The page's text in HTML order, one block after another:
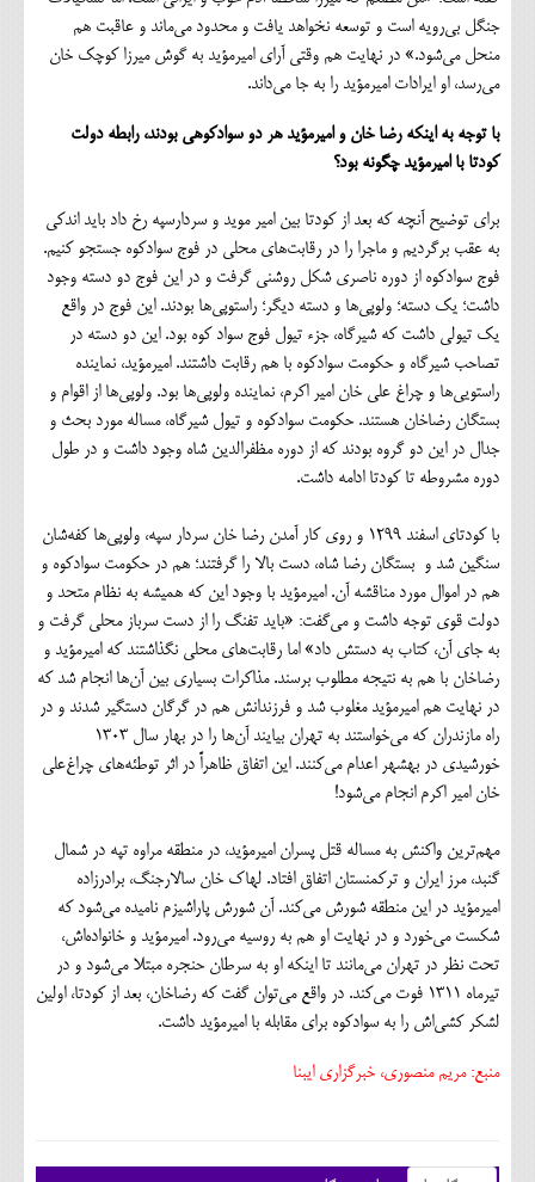
جنگل بی‌رویه است و توسعه نخواهد یافت و محدود می‌ماند و عاقبت هم
منحل می‌شود.» در نهایت هم وقتی آرای امیرمؤید به گوش میرزا کوچک خان
می‌رسد، او ایرادات امیرمؤید را به جا می‌داند.
با توجه به اینکه رضا خان و امیرمؤید هر دو سوادکوهی بودند، رابطه دولت
کودتا با امیرمؤید چگونه بود؟
برای توضیح آنچه که بعد از کودتا بین امیر موید و سردارسپه رخ داد باید اندکی
به عقب برگردیم و ماجرا را در رقابت‌های محلی در فوج سوادکوه جستجو کنیم.
فوج سوادکوه از دوره ناصری شکل روشنی گرفت و در این فوج دو دسته وجود
داشت؛ یک دسته؛ ولوپی‌ها و دسته‌ دیگر؛ راستوپی‌ها بودند. این فوج در واقع
یک تیولی داشت که شیرگاه، جزء تیول فوج سواد کوه بود. این دو دسته در
تصاحب شیرگاه و حکومت سوادکوه با هم رقابت داشتند. امیرمؤید، نماینده
راستویی‌ها و چراغ علی خان امیر اکرم، نماینده ولوپی‌ها بود. ولوپی‌ها از اقوام و
بستگان رضاخان هستند. حکومت سوادکوه و تیول شیرگاه، مساله مورد بحث و
جدال در این دو گروه بودند که از دوره مظفرالدین شاه وجود داشت و در طول
دوره مشروطه تا کودتا ادامه داشت.
با کودتای اسفند 1299 و روی کار آمدن رضا خان سردار سپه، ولوپی‌ها کفه‌شان
سنگین شد و بستگان رضا شاه، دست بالا را گرفتند؛ هم در حکومت سوادکوه و
هم در اموال مورد مناقشه آن. امیرمؤید با وجود این که همیشه به نظام متحد و
دولت قوی توجه داشت و می‌گفت: «باید تفنگ را از دست سرباز محلی گرفت و
به جای آن، کتاب به دستش داد» اما رقابت‌های محلی نگذاشتند که امیرمؤید و
رضاخان با هم به نتیجه مطلوب برسند. مذاکرات بسیاری بین آن‌ها انجام شد که
در نهایت هم امیرمؤید مغلوب شد و فرزندانش هم در گرگان دستگیر شدند و در
راه مازندران که می‌خواستند به تهران بیایند آن‌ها را در بهار سال 1303
خورشیدی در بهشهر اعدام می‌کنند. این اتفاق ظاهراً در اثر توطئه‌های چراغ‌علی
خان امیر اکرم انجام می‌شود!
مهم‌ترین واکنش به مساله قتل پسران امیرمؤید، در منطقه مراوه تپه در شمال
گنبد، مرز ایران و ترکمنستان اتفاق افتاد. لهاک خان سالارجنگ، برادرزاده
امیرمؤید در این منطقه شورش می‌کند. آن شورش پاراشیزم نامیده می‌شود که
شکست می‌خورد و در نهایت او هم به روسیه می‌رود. امیرمؤید و خانواده‌اش،
تحت نظر در تهران می‌مانند تا اینکه او به سرطان حنجره مبتلا می‌شود و در
تیرماه 1311 فوت می‌کند. در واقع می‌توان گفت که رضاخان، بعد از کودتا، اولین
لشکر کشی‌اش را به سوادکوه برای مقابله با امیرمؤید داشت.
منبع: مریم منصوری، خبرگزاری ایبنا